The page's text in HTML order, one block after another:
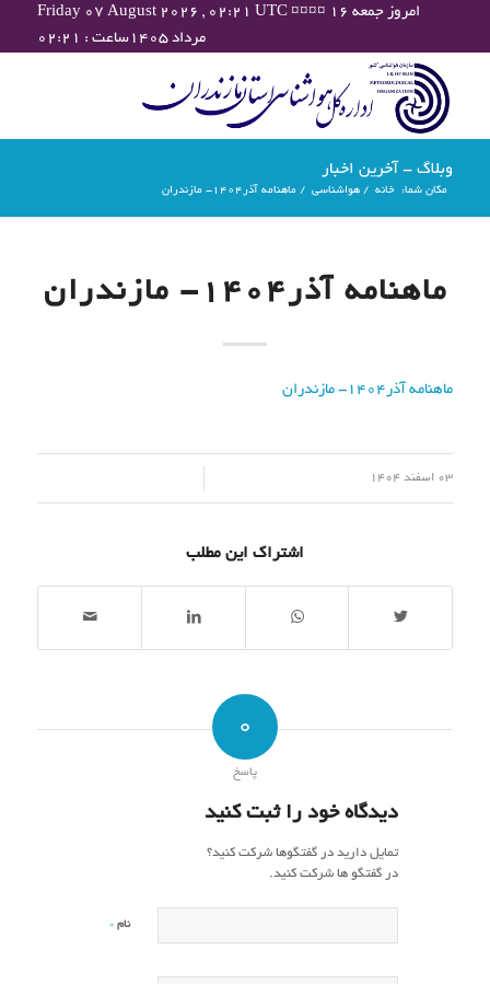
Friday 07 August 2026 , 02:21 UTC ¤¤¤¤ امروز جمعه ۱۶
مرداد ۱۴۰۵ساعت : ۰۲:۲۱
وبلاگ - آخرین اخبار
مکان شما: خانه / هواشناسی / ماهنامه آذر1404- مازندران
ماهنامه آذر1404- مازندران
ماهنامه آذر1404- مازندران
03 اسفند 1404
اشتراک این مطلب
0
پاسخ
دیدگاه خود را ثبت کنید
تمایل دارید در گفتگوها شرکت کنید؟
در گفتگو ها شرکت کنید.
نام *